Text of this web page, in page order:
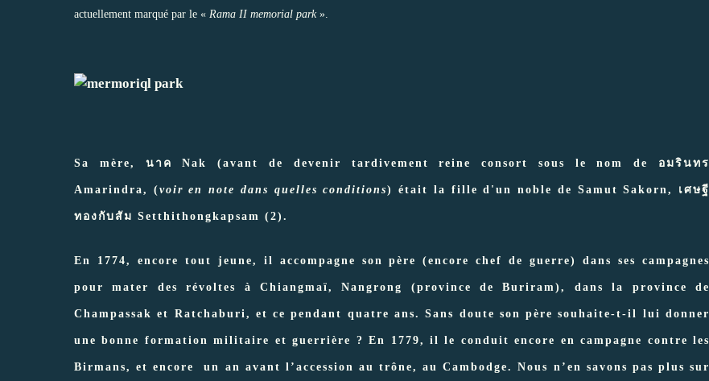
actuellement marqué par le « Rama II memorial park».
Sa mère, นาค Nak (avant de devenir tardivement reine consort sous le nom de อมรินทร
Amarindra, (voir en note dans quelles conditions) était la fille d'un noble de Samut Sakorn, เศษฐี
ทองกับสัม Setthithongkapsam (2).
En 1774, encore tout jeune, il accompagne son père (encore chef de guerre) dans ses campagnes
pour mater des révoltes à Chiangmaï, Nangrong (province de Buriram), dans la province de
Champassak et Ratchaburi, et ce pendant quatre ans. Sans doute son père souhaite-t-il lui donner
une bonne formation militaire et guerrière ? En 1779, il le conduit encore en campagne contre les
Birmans, et encore un an avant l’accession au trône, au Cambodge. Nous n’en savons pas plus sur